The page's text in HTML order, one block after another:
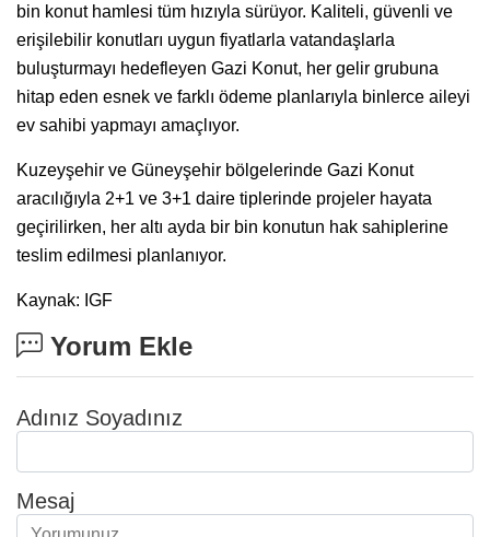
bin konut hamlesi tüm hızıyla sürüyor. Kaliteli, güvenli ve
erişilebilir konutları uygun fiyatlarla vatandaşlarla
buluşturmayı hedefleyen Gazi Konut, her gelir grubuna
hitap eden esnek ve farklı ödeme planlarıyla binlerce aileyi
ev sahibi yapmayı amaçlıyor.
Kuzeyşehir ve Güneyşehir bölgelerinde Gazi Konut
aracılığıyla 2+1 ve 3+1 daire tiplerinde projeler hayata
geçirilirken, her altı ayda bir bin konutun hak sahiplerine
teslim edilmesi planlanıyor.
Kaynak: IGF
Yorum Ekle
Adınız Soyadınız
Mesaj